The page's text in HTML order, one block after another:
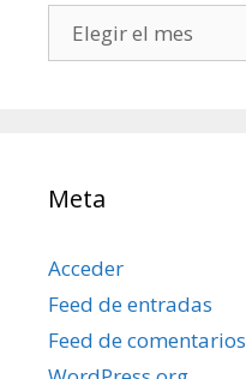
mis
Meta
Acceder
Feed de entradas
Feed de comentarios